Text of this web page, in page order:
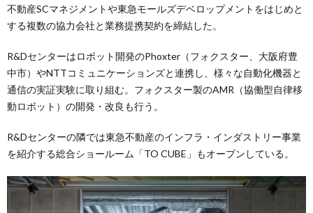
不動産SCマネジメントや東急モールズデベロップメントをはじめと
する複数の協力会社と業務提携契約を締結した。
R&Dセンターはロボット開発のPhoxter（フォクスター、大阪府豊
中市）やNTTコミュニケーションズと連携し、様々な自動化機器と
通信の実証実験に取り組む。フォクスター製のAMR（協働型自律移
動ロボット）の開発・改良も行う。
R&Dセンターの隣では東急不動産のインフラ・インダストリー事業
を紹介する総合ショールーム「TO CUBE」もオープンしている。